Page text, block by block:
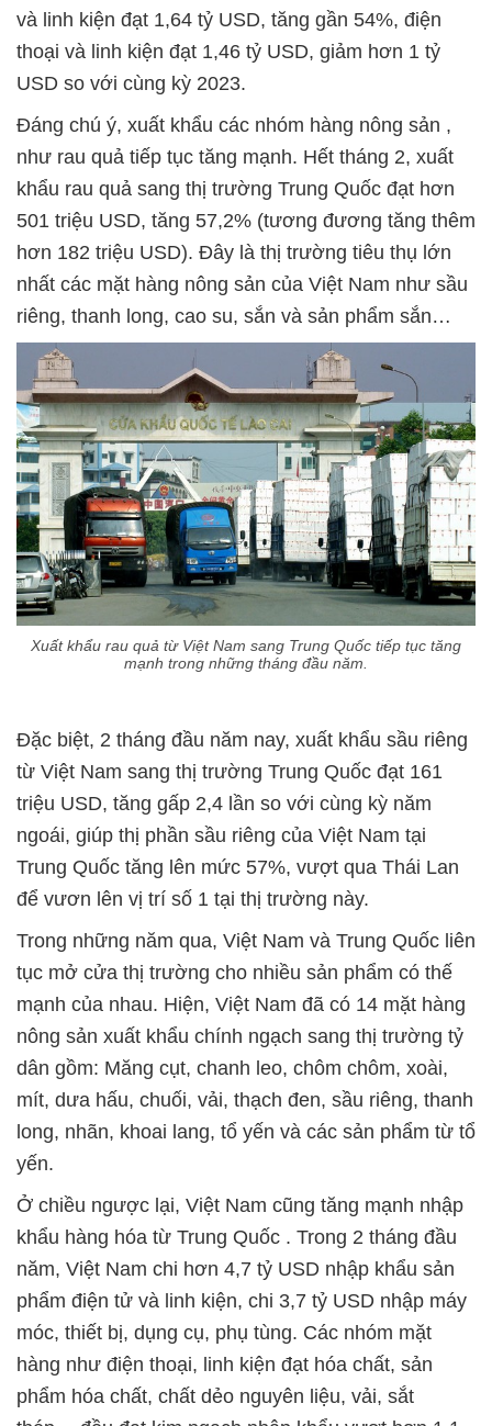
và linh kiện đạt 1,64 tỷ USD, tăng gần 54%, điện
thoại và linh kiện đạt 1,46 tỷ USD, giảm hơn 1 tỷ
USD so với cùng kỳ 2023.
Đáng chú ý, xuất khẩu các nhóm hàng nông sản ,
như rau quả tiếp tục tăng mạnh. Hết tháng 2, xuất
khẩu rau quả sang thị trường Trung Quốc đạt hơn
501 triệu USD, tăng 57,2% (tương đương tăng thêm
hơn 182 triệu USD). Đây là thị trường tiêu thụ lớn
nhất các mặt hàng nông sản của Việt Nam như sầu
riêng, thanh long, cao su, sắn và sản phẩm sắn…
Xuất khẩu rau quả từ Việt Nam sang Trung Quốc tiếp tục tăng
mạnh trong những tháng đầu năm.
Đặc biệt, 2 tháng đầu năm nay, xuất khẩu sầu riêng
từ Việt Nam sang thị trường Trung Quốc đạt 161
triệu USD, tăng gấp 2,4 lần so với cùng kỳ năm
ngoái, giúp thị phần sầu riêng của Việt Nam tại
Trung Quốc tăng lên mức 57%, vượt qua Thái Lan
để vươn lên vị trí số 1 tại thị trường này.
Trong những năm qua, Việt Nam và Trung Quốc liên
tục mở cửa thị trường cho nhiều sản phẩm có thế
mạnh của nhau. Hiện, Việt Nam đã có 14 mặt hàng
nông sản xuất khẩu chính ngạch sang thị trường tỷ
dân gồm: Măng cụt, chanh leo, chôm chôm, xoài,
mít, dưa hấu, chuối, vải, thạch đen, sầu riêng, thanh
long, nhãn, khoai lang, tổ yến và các sản phẩm từ tổ
yến.
Ở chiều ngược lại, Việt Nam cũng tăng mạnh nhập
khẩu hàng hóa từ Trung Quốc . Trong 2 tháng đầu
năm, Việt Nam chi hơn 4,7 tỷ USD nhập khẩu sản
phẩm điện tử và linh kiện, chi 3,7 tỷ USD nhập máy
móc, thiết bị, dụng cụ, phụ tùng. Các nhóm mặt
hàng như điện thoại, linh kiện đạt hóa chất, sản
phẩm hóa chất, chất dẻo nguyên liệu, vải, sắt